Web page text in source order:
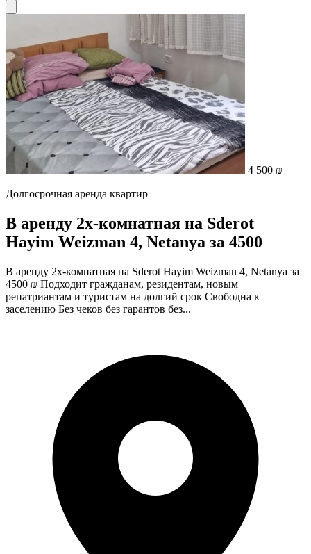
4 500 ₪
Долгосрочная аренда квартир
В аренду 2х-комнатная на Sderot
Hayim Weizman 4, Netanya за 4500
В аренду 2х-комнатная на Sderot Hayim Weizman 4, Netanya за
4500 ₪ Подходит гражданам, резидентам, новым
репатриантам и туристам на долгий срок Свободна к
заселению Без чеков без гарантов без...